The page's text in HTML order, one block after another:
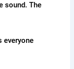
sound. The
everyone